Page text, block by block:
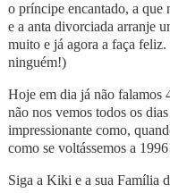
o príncipe encantado, a que
e a anta divorciada arranje
muito e já agora a faça feliz.
ninguém!)
Hoje em dia já não falamos
não nos vemos todos os
impressionante como,
como se voltássemos a
Siga a Kiki e a sua Família